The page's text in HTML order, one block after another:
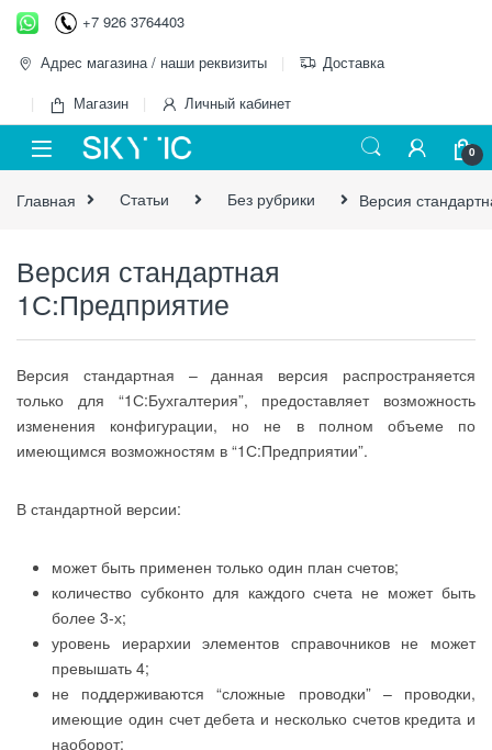
Перейти к навигации
перейти к содержанию
+7 926 3764403
Адрес магазина / наши реквизиты
Доставка
Магазин
Личный кабинет
0
Главная Статьи Без рубрики Версия
Версия стандартная
1С:Предприятие
Версия стандартная – данная версия распространяется
только для “1С:Бухгалтерия”, предоставляет возможность
изменения конфигурации, но не в полном объеме по
имеющимся возможностям в “1С:Предприятии”.
В стандартной версии:
может быть применен только один план счетов;
количество субконто для каждого счета не может быть
более 3-х;
уровень иерархии элементов справочников не может
превышать 4;
не поддерживаются “сложные проводки” – проводки,
имеющие один счет дебета и несколько счетов кредита и
наоборот;